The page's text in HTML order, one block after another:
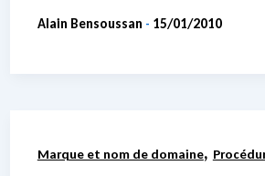
Alain Bensoussan - 15/01/2010
Marque et nom de domaine,